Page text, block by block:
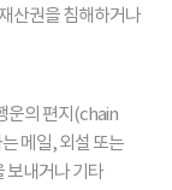
산권을 침해하거나
운의 편지(chain
메일, 외설 또는
보내거나 기타